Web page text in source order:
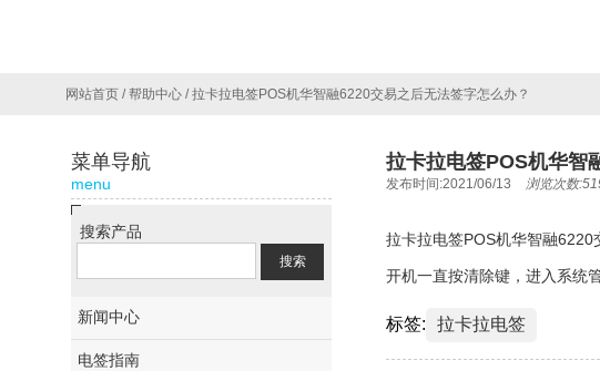
网站首页 /帮助中心 /拉卡拉电签POS机华智融6220交易之后无法签字怎么办？
菜单导航
menu
搜索产品
新闻中心
电签指南
拉卡拉电签POS机华智
发布时间:2021/06/13 浏览次数
拉卡拉电签POS机华智融
开机一直按清除键，进入系统
标签: 拉卡拉电签